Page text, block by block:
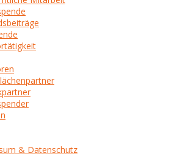
& Datenschutz